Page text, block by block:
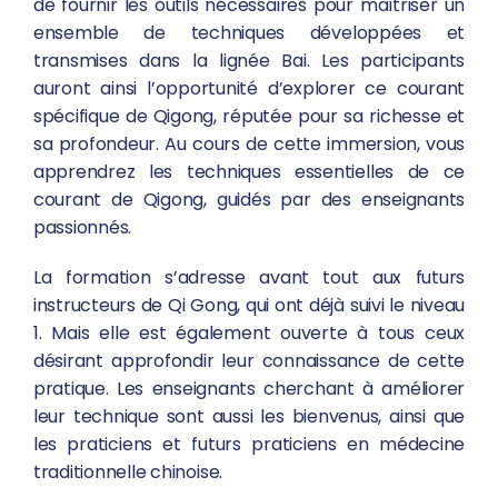
Métiers visés
Modalités
ensemble de techniques développées et
transmises dans la lignée Bai. Les participants
auront ainsi l’opportunité d’explorer ce courant
spécifique de Qigong, réputée pour sa richesse et
sa profondeur. Au cours de cette immersion, vous
apprendrez les techniques essentielles de ce
courant de Qigong, guidés par des enseignants
passionnés.
La formation s’adresse avant tout aux futurs
instructeurs de Qi Gong, qui ont déjà suivi le niveau
1. Mais elle est également ouverte à tous ceux
désirant approfondir leur connaissance de cette
pratique. Les enseignants cherchant à améliorer
leur technique sont aussi les bienvenus, ainsi que
les praticiens et futurs praticiens en médecine
traditionnelle chinoise.